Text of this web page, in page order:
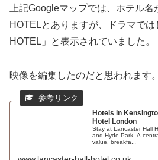
上記Googleマップでは、ホテル
HOTELとありますが、ドラマで
HOTEL」と表示されていました。
映像を編集したのだと思われます。
Hotels in
Hotel London
Stay at Lancaster Hall
and Hyde Park. A
value, breakfa...